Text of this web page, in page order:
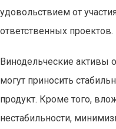
удовольствием от
ответственных проектов.
Винодельческие активы
могут приносить
продукт. Кроме того,
нестабильности,